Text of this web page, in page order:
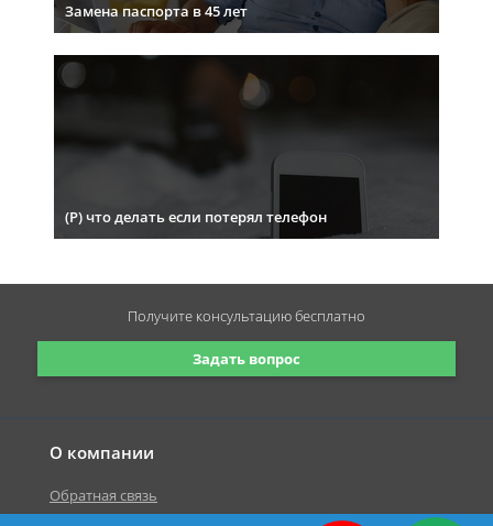
Замена паспорта в 45 лет
(Р) что делать если потерял телефон
О компании
Обратная связь
Задать вопрос
Получите консультациюбесплатно